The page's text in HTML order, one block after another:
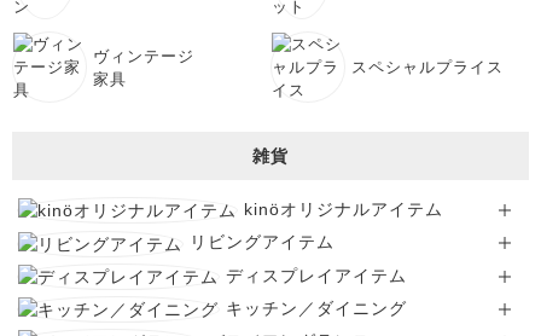
ヴィンテージ
家具
スペシャルプライス
雑貨
kinöオリジナルアイテム
リビングアイテム
ディスプレイアイテム
キッチン／ダイニング